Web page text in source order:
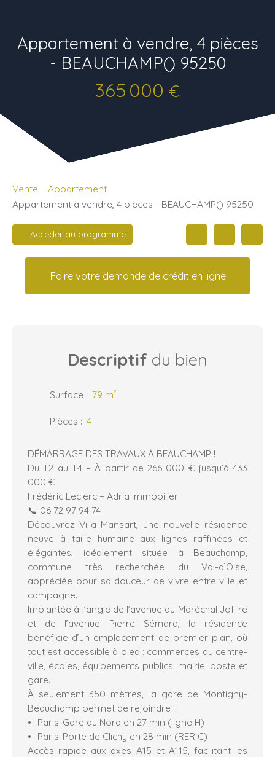
Appartement à vendre, 4 pièces
- BEAUCHAMP() 95250
365 000 €
Vente
Appartement
Appartement à vendre, 4 pièces - BEAUCHAMP() 95250
Accéder au programme
Faire votre demande de crédit en ligne
Descriptif du bien
Surface : 79 m²
Pièces : 4
DÉMARRAGE DES TRAVAUX À BEAUCHAMP !
Du T2 au T4 – À partir de 266 000 € jusqu’à 433
000 €
Frédéric Leclerc – Adria Immobilier
📞 06 72 97 94 74
Découvrez Villa Mansart, une nouvelle résidence
neuve à taille humaine aux lignes raffinées et
élégantes, idéalement située à Beauchamp,
commune très recherchée du Val-d’Oise,
appréciée pour sa douceur de vivre entre ville et
campagne.
Implantée à l’angle de l’avenue du Maréchal Joffre
et de l’avenue Pierre Sémard, la résidence
bénéficie d’un emplacement de premier plan, où
tout est accessible à pied : commerces du centre-
ville, écoles, équipements publics, mairie, poste et
gare.
À seulement 350 mètres, la gare de Montigny-
Beauchamp permet de rejoindre :
Paris-Gare du Nord en 27 min (ligne H)
Paris-Porte de Clichy en 28 min (RER C)
Accès rapide aux axes A15 et A115, facilitant les